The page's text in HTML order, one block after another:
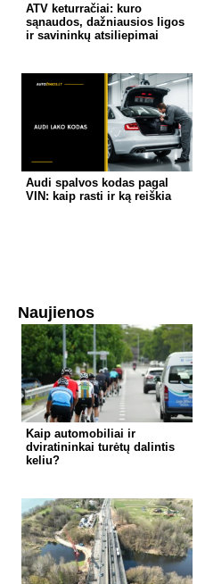
ATV keturračiai: kuro
sąnaudos, dažniausios ligos
ir savininkų atsiliepimai
Audi spalvos kodas pagal
VIN: kaip rasti ir ką reiškia
Naujienos
Kaip automobiliai ir
dviratininkai turėtų dalintis
keliu?